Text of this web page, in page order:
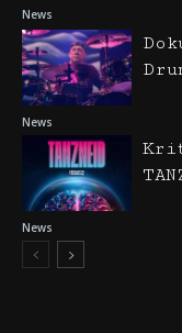
News
News
News